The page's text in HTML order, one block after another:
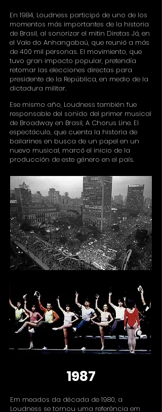
En 1984, Loudness participó de uno de los
momentos más importantes de la historia
de Brasil, al sonorizar el mitin Diretas Já, en
el Vale do Anhangabaú, que reunió a más
de 400 mil personas. El movimiento, que
tuvo gran impacto popular, pretendía
retomar las elecciones directas para
presidente de la República, en medio de la
dictadura militar.
Ese mismo año, Loudness también fue
responsable del sonido del primer musical
de Broadway en Brasil, A Chorus Line. El
espectáculo, que cuenta la historia de
bailarines en busca de un papel en un
nuevo musical, marcó el inicio de la
producción de este género en el país.
1987
Em meados da década de 1980, a
Loudness se tornou uma referência em